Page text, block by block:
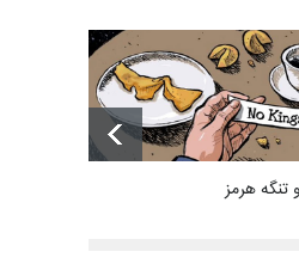
تنگه هرمز